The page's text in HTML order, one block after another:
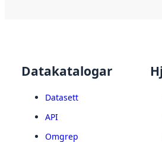
Datakatalogar
Datasett
API
Omgrep